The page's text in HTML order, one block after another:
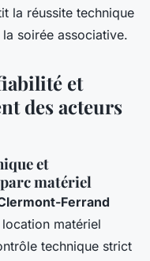
la réussite technique
soirée associative.
et
des acteurs
et
matériel
Ferrand
matériel
technique strict